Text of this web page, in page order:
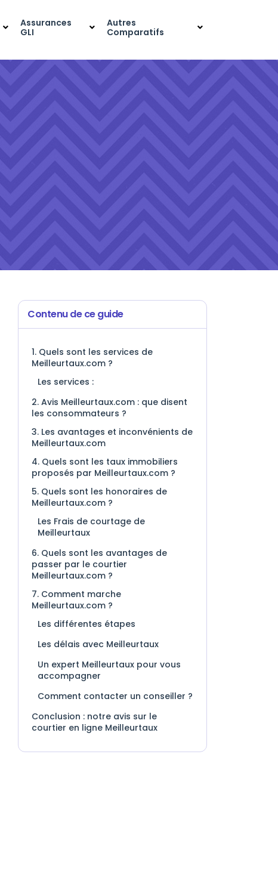
Assurances
GLI
Autres
Comparatifs
Contenu de ce guide
1. Quels sont les services de
Meilleurtaux.com ?
Les services :
2. Avis Meilleurtaux.com : que disent
les consommateurs ?
3. Les avantages et inconvénients de
Meilleurtaux.com
4. Quels sont les taux immobiliers
proposés par Meilleurtaux.com ?
5. Quels sont les honoraires de
Meilleurtaux.com ?
Les Frais de courtage de
Meilleurtaux
6. Quels sont les avantages de
passer par le courtier
Meilleurtaux.com ?
7. Comment marche
Meilleurtaux.com ?
Les différentes étapes
Les délais avec Meilleurtaux
Un expert Meilleurtaux pour vous
accompagner
Comment contacter un conseiller ?
Conclusion : notre avis sur le
courtier en ligne Meilleurtaux